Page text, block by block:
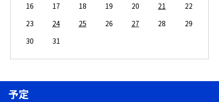
16
17 18 19 20 21
22
23
24 25 26 27 28
29
30
31
予定